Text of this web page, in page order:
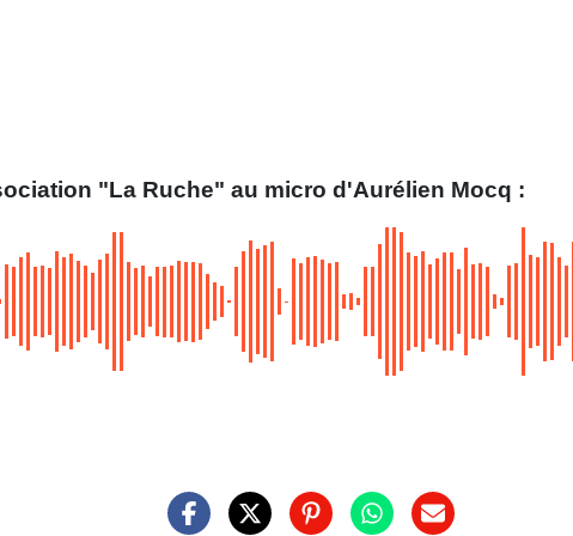
"La Ruche" au micro d'Aurélien Mocq :